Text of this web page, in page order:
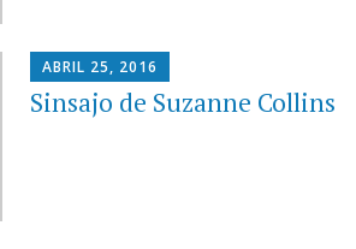
ABRIL 25, 2016
Sinsajo de Suzanne Collins